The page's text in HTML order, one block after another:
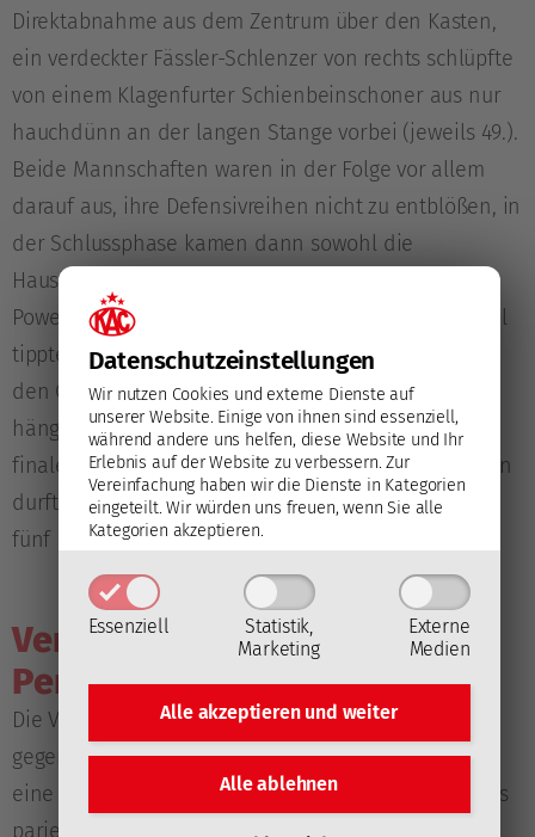
Datenschutz­einstellungen
Wir nutzen Cookies und externe Dienste auf
unserer Website. Einige von ihnen sind essenziell,
während andere uns helfen, diese Website und Ihr
Erlebnis auf der Website zu verbessern.Zur
Vereinfachung haben wir die Dienste in Kategorien
eingeteilt. Wir würden uns freuen, wenn Sie alle
Kategorien akzeptieren.
Essenziell
Statistik,
Marketing
Externe
Medien
Alle akzeptieren und weiter
Alle ablehnen
Direktabnahme aus dem Zentrum über den Kasten,
ein verdeckter Fässler-Schlenzer von rechts schlüpfte
von einem Klagenfurter Schienbeinschoner aus nur
hauchdünn an der langen Stange vorbei (jeweils 49.).
Beide Mannschaften waren in der Folge vor allem
darauf aus, ihre Defensivreihen nicht zu entblößen, in
der Schlussphase kamen dann sowohl die
Hausherren als auch die Gäste noch zu einer
Powerplay-Gelegenheit. Im rot-weißen Überzahlspiel
tippte Lippitsch den Puck aus halblinker Position an
den Crease zu Slivnik, der jedoch an Beck
hängenblieb (56.). Als die Vorarlberger in 120 der
finalen 122 Sekunden mit einem Mann mehr agieren
durften, verteidigten sich die jungen Rotjacken mit
fünf Befreiungen gekonnt.
Verlängerung &
Penaltyschießen
Die Verlängerung wurde von einem Vorauer-Save
gegen Fechtig vom linken Flügel aus eröffnet (61.),
eine Lippitsch-Direktabnahme vom Anspielpunkt aus
parierte Felix Beck (62.). Auch bei Gregor Bibers